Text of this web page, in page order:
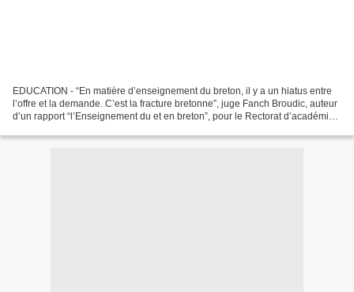
EDUCATION - “En matière d’enseignement du breton, il y a un hiatus entre
l’offre et la demande. C’est la fracture bretonne”, juge Fanch Broudic, auteur
d’un rapport “l’Enseignement du et en breton”, pour le Rectorat d’académie